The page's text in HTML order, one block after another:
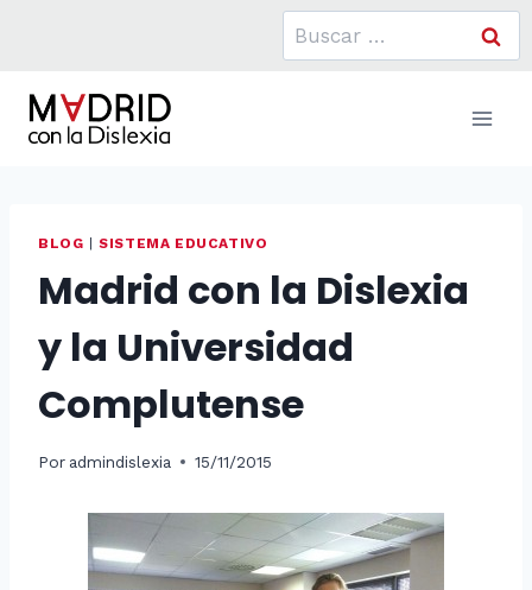
Buscar:
BLOG |SISTEMA EDUCATIVO
Madrid con la Dislexia
y la Universidad
Complutense
Por admindislexia 15/11/2015